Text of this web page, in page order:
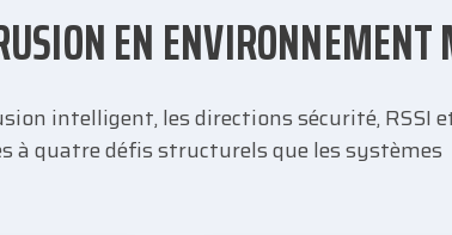
EN
intelligent, les directions sécurité, RSSI
quatre défis structurels que les systèmes